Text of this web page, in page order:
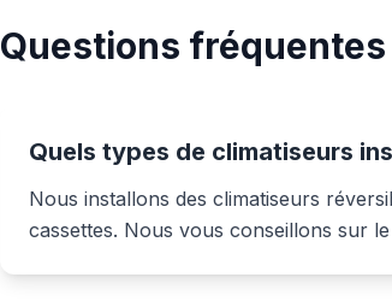
Questions fréquentes
Quels types de climatiseurs
Nous installons des climatiseurs
cassettes. Nous vous conseillons sur